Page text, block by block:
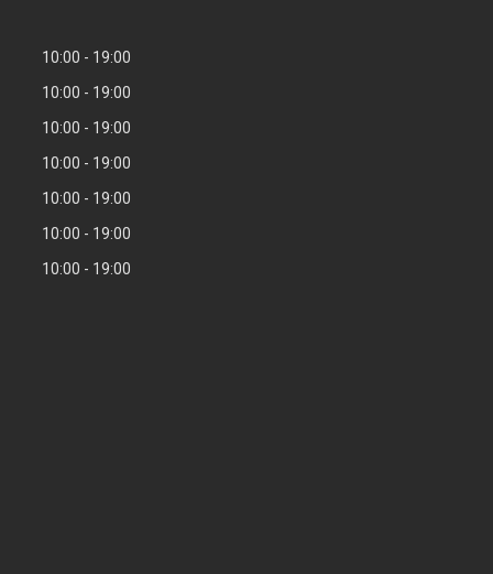
10:00
19:00
10:00
19:00
10:00
19:00
10:00
19:00
10:00
19:00
10:00
19:00
10:00 19:00